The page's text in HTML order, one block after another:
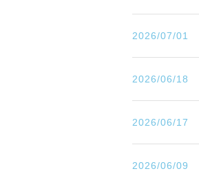
2026/07/01
2026/06/18
2026/06/17
2026/06/09